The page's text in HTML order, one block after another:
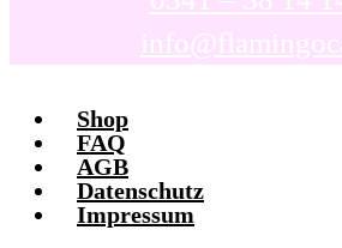
Shop
FAQ
AGB
Datenschutz
Impressum